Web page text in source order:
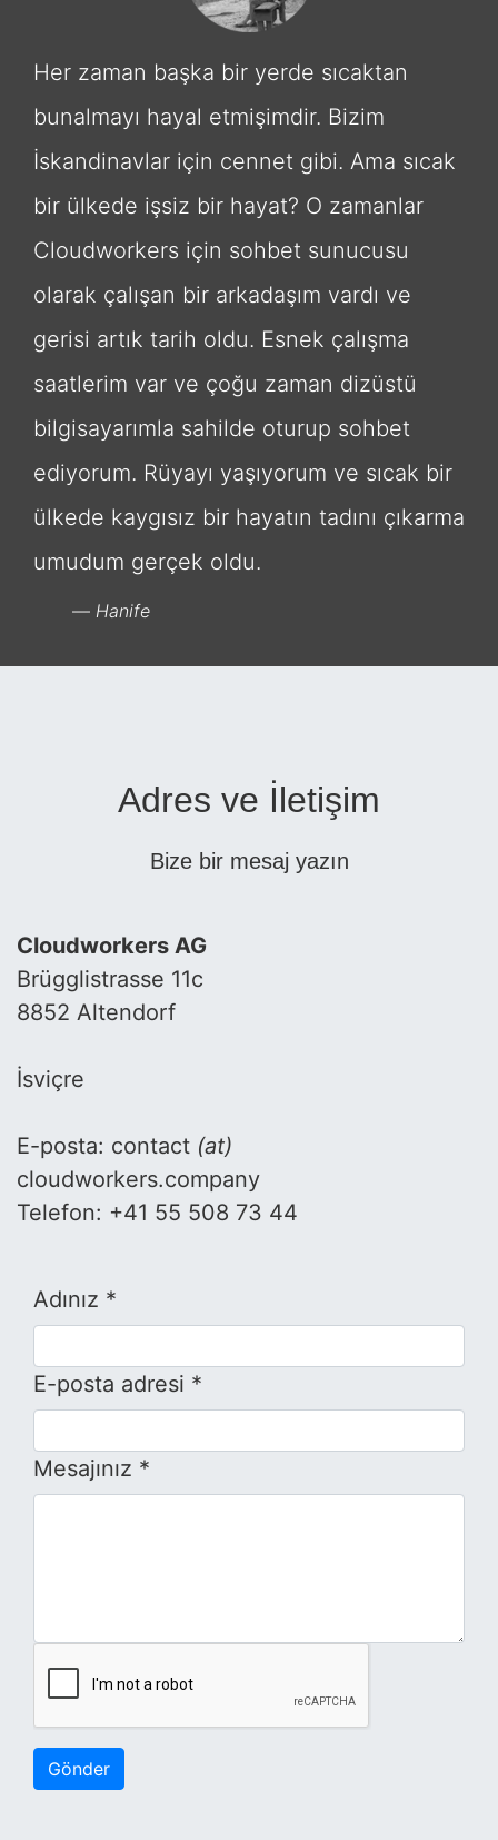
Her zaman başka bir yerde sıcaktan
bunalmayı hayal etmişimdir. Bizim
İskandinavlar için cennet gibi. Ama sıcak
bir ülkede işsiz bir hayat? O zamanlar
Cloudworkers için sohbet sunucusu
olarak çalışan bir arkadaşım vardı ve
gerisi artık tarih oldu. Esnek çalışma
saatlerim var ve çoğu zaman dizüstü
bilgisayarımla sahilde oturup sohbet
ediyorum. Rüyayı yaşıyorum ve sıcak bir
ülkede kaygısız bir hayatın tadını çıkarma
umudum gerçek oldu.
Hanife
Adres ve İletişim
Bize bir mesaj yazın
Cloudworkers AG
Brügglistrasse 11c
8852 Altendorf
İsviçre
E-posta: contact (at)
cloudworkers.company
Telefon: +41 55 508 73 44
Adınız *
E-posta adresi *
Mesajınız *
Gönder